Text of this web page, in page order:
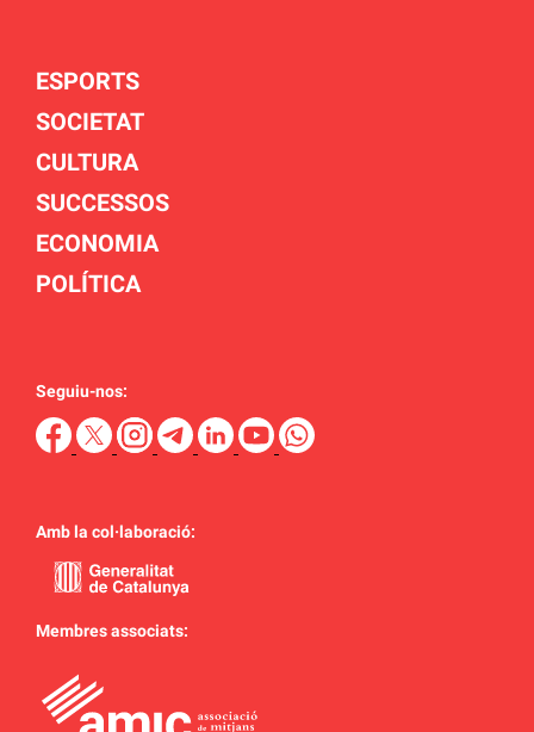
ESPORTS
SOCIETAT
CULTURA
SUCCESSOS
ECONOMIA
POLÍTICA
Seguiu-nos:
Amb la col·laboració:
Membres associats: